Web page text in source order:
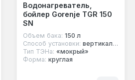
Водонагреватель,
бойлер Gorenje TGR 150
SN
Объем бака: 150 л
Способ установки: вертикальный
Тип ТЭНа: «мокрый»
Форма: круглая